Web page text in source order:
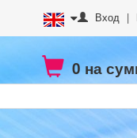
Вход |
0на